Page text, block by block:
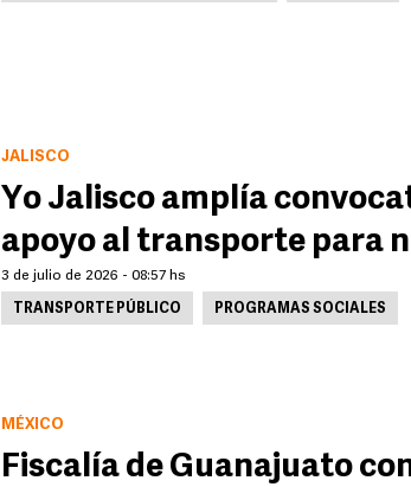
JALISCO
Yo Jalisco amplía
apoyo al transporte para
3 de julio de 2026 - 08:57 hs
TRANSPORTE PÚBLICO PROGRAMAS SOCIALES
MÉXICO
Fiscalía de Guanajuato